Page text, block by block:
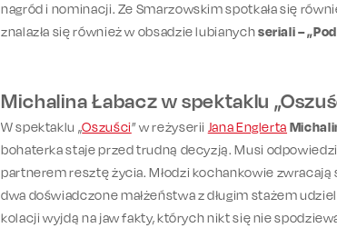
nagród i nominacji. Ze Smarzowskim spotkała się
znalazła się również w obsadzie lubianychseriali –
Michalina Łabacz w spektaklu
W spektaklu „Oszuści” w reżyserii Jana Englerta
bohaterka staje przed trudną decyzją. Musi
partnerem resztę życia. Młodzi kochankowie
dwa doświadczone małżeństwa z długim stażem
kolacji wyjdą na jaw fakty, których nikt się nie